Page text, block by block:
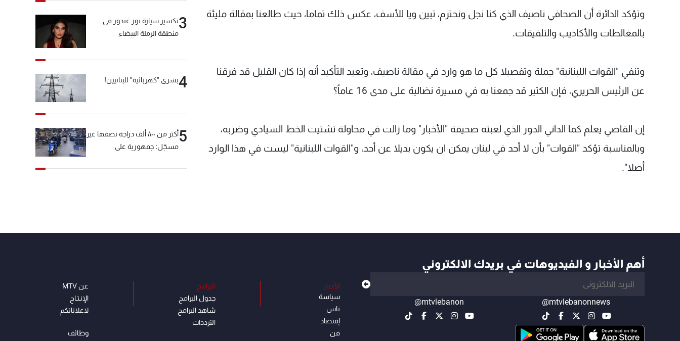
وتؤكد الدائرة أن الصحافي ناصيف الذي كنا نجل ونحترم، تبين ويا للأسف، عكس ذلك تماما، حيث طالعنا بمقالة مليئة
بالمغالطات والأكاذيب والتلفيقات.
وتنفي "القوات اللبنانية" جملة وتفصيلا كل ما هو وارد في مقالة ناصيف، وتعيد التأكيد أنه إذا كان القليل قد فرقنا
عن الرئيس الحريري، فإن الكثير قد جمعنا به في مسيرة نضالية على مدى 16 عاماً؟
إن القاصي يعلم كما الداني الدور الذي لعبته صحيفة "الأخبار" وما زالت في محاولة تشتيت الخط السيادي وضربه،
وبالمناسبة تؤكد "القوات" بأن لا أحد في لبنان يمكن ان يكون بديلا عن أحد، و"القوات اللبنانية" ليست في هذا الوارد
أصلا".
3تكسير سيارة نور غندور في
منطقة الرملة البيضاء
4بشرى "كهربائية" للبنانيين!
5
أكثر من ٨٠٠ ألف دراجة نصفها غير
مسجّل: جمهورية على
أهم الأخبار و الفيديوهات في بريدك الالكتروني
@mtvlebanonnews
@mtvlebanon
الأخبار
سياسة
ناس
إقتصاد
فن
البرامج
جدول البرامج
شاهد البرامج
الترددات
عن MTV
الإنـتـاج
لاعلاناتكم
وظائف